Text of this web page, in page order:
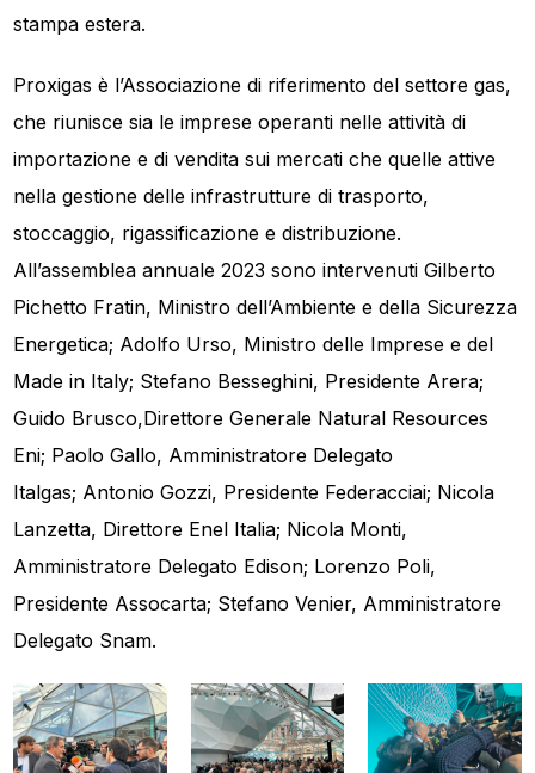
stampa estera.
Proxigas è l’Associazione di riferimento del settore gas,
che riunisce sia le imprese operanti nelle attività di
importazione e di vendita sui mercati che quelle attive
nella gestione delle infrastrutture di trasporto,
stoccaggio, rigassificazione e distribuzione.
All’assemblea annuale 2023 sono intervenuti Gilberto
Pichetto Fratin, Ministro dell’Ambiente e della Sicurezza
Energetica; Adolfo Urso, Ministro delle Imprese e del
Made in Italy; Stefano Besseghini, Presidente Arera;
Guido Brusco,Direttore Generale Natural Resources
Eni; Paolo Gallo, Amministratore Delegato
Italgas; Antonio Gozzi, Presidente Federacciai; Nicola
Lanzetta, Direttore Enel Italia; Nicola Monti,
Amministratore Delegato Edison; Lorenzo Poli,
Presidente Assocarta; Stefano Venier, Amministratore
Delegato Snam.